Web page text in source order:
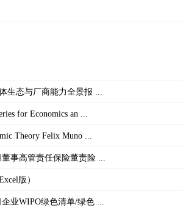
生态与厂商能力全景报 ...
for Economics an ...
Theory Felix Muno ...
事高管责任保险董责险 ...
版）
业WIPO绿色清单/绿色 ...